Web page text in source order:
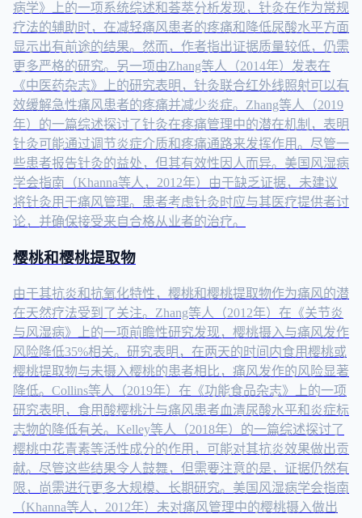
病学》上的一项系统综述和荟萃分析发现，针灸在作为常规
疗法的辅助时，在减轻痛风患者的疼痛和降低尿酸水平方面
显示出有前途的结果。然而，作者指出证据质量较低，仍需
更多严格的研究。另一项由Zhang等人（2014年）发表在
《中医药杂志》上的研究表明，针灸联合红外线照射可以有
效缓解急性痛风患者的疼痛并减少炎症。Zhang等人（2019
年）的一篇综述探讨了针灸在疼痛管理中的潜在机制，表明
针灸可能通过调节炎症介质和疼痛通路来发挥作用。尽管一
些患者报告针灸的益处，但其有效性因人而异。美国风湿病
学会指南（Khanna等人，2012年）由于缺乏证据，未建议
将针灸用于痛风管理。患者考虑针灸时应与其医疗提供者讨
论，并确保接受来自合格从业者的治疗。
樱桃和樱桃提取物
由于其抗炎和抗氧化特性，樱桃和樱桃提取物作为痛风的潜
在天然疗法受到了关注。Zhang等人（2012年）在《关节炎
与风湿病》上的一项前瞻性研究发现，樱桃摄入与痛风发作
风险降低35%相关。研究表明，在两天的时间内食用樱桃或
樱桃提取物与未摄入樱桃的患者相比，痛风发作的风险显著
降低。Collins等人（2019年）在《功能食品杂志》上的一项
研究表明，食用酸樱桃汁与痛风患者血清尿酸水平和炎症标
志物的降低有关。Kelley等人（2018年）的一篇综述探讨了
樱桃中花青素等活性成分的作用，可能对其抗炎效果做出贡
献。尽管这些结果令人鼓舞，但需要注意的是，证据仍然有
限，尚需进行更多大规模、长期研究。美国风湿病学会指南
（Khanna等人，2012年）未对痛风管理中的樱桃摄入做出